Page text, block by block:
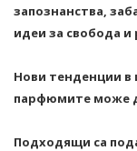
запознанства,
идеи за свобода и
Нови тенденции в
парфюмите може
Подходящи са